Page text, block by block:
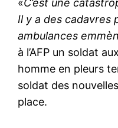
Il y a des cadavres
ambulances
à l’AFP un soldat
homme en pleurs
soldat des
place.